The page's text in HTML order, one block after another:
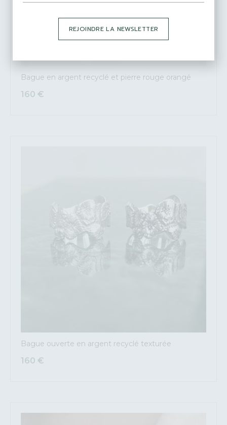
Bague en argent recyclé et pierre rouge orangé
160 €
Bague ouverte en argent recyclé texturée
160 €
REJOINDRE LA NEWSLETTER